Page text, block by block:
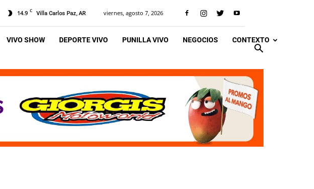
14.9 C Villa Carlos Paz, AR viernes, agosto 7, 2026
VIVO SHOW DEPORTE VIVO PUNILLA VIVO NEGOCIOS CONTEXTO